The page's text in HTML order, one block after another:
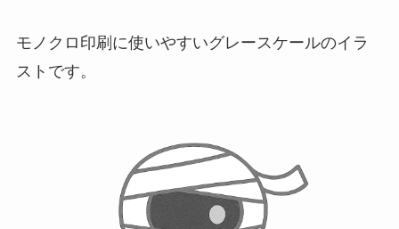
モノクロ印刷に使いやすいグレースケールのイラ
ストです。